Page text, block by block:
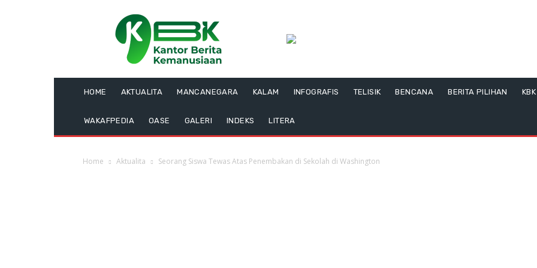
HOME AKTUALITA MANCANEGARA KALAM INFOGRAFIS TELISIK BENCANA BERITA PILIHAN
WAKAFPEDIA OASE GALERI INDEKS LITERA
Home Aktualita Seorang Siswa Tewas Atas Penembakan di Sekolah di Washington